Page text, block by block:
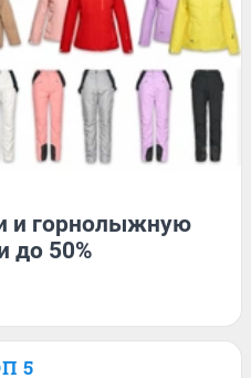
и горнолыжную
до 50%
5